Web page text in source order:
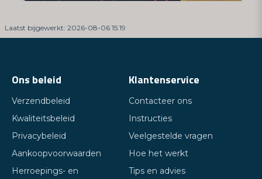
Laatst bijgewerkt: 2026-08-06 15:19
Ons beleid
Verzendbeleid
Kwaliteitsbeleid
Privacybeleid
Aankoopvoorwaarden
Herroepings- en
Klantenservice
Contacteer ons
Instructies
Veelgestelde vragen
Hoe het werkt
Tips en advies